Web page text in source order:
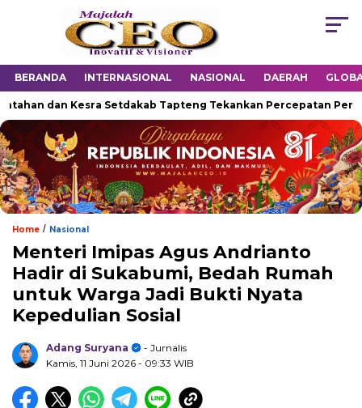
BERANDA INTERNASIONAL NASIONAL DAERAH
dan Kesra Setdakab Tapteng Tekankan Percepatan
Home / Nasional
Menteri Imipas Agus Andrianto
Hadir di Sukabumi, Bedah Rumah
untuk Warga Jadi Bukti Nyata
Kepedulian Sosial
Adang Suryana
- Jurnalis
Kamis, 11 Juni 2026 - 09:33 WIB